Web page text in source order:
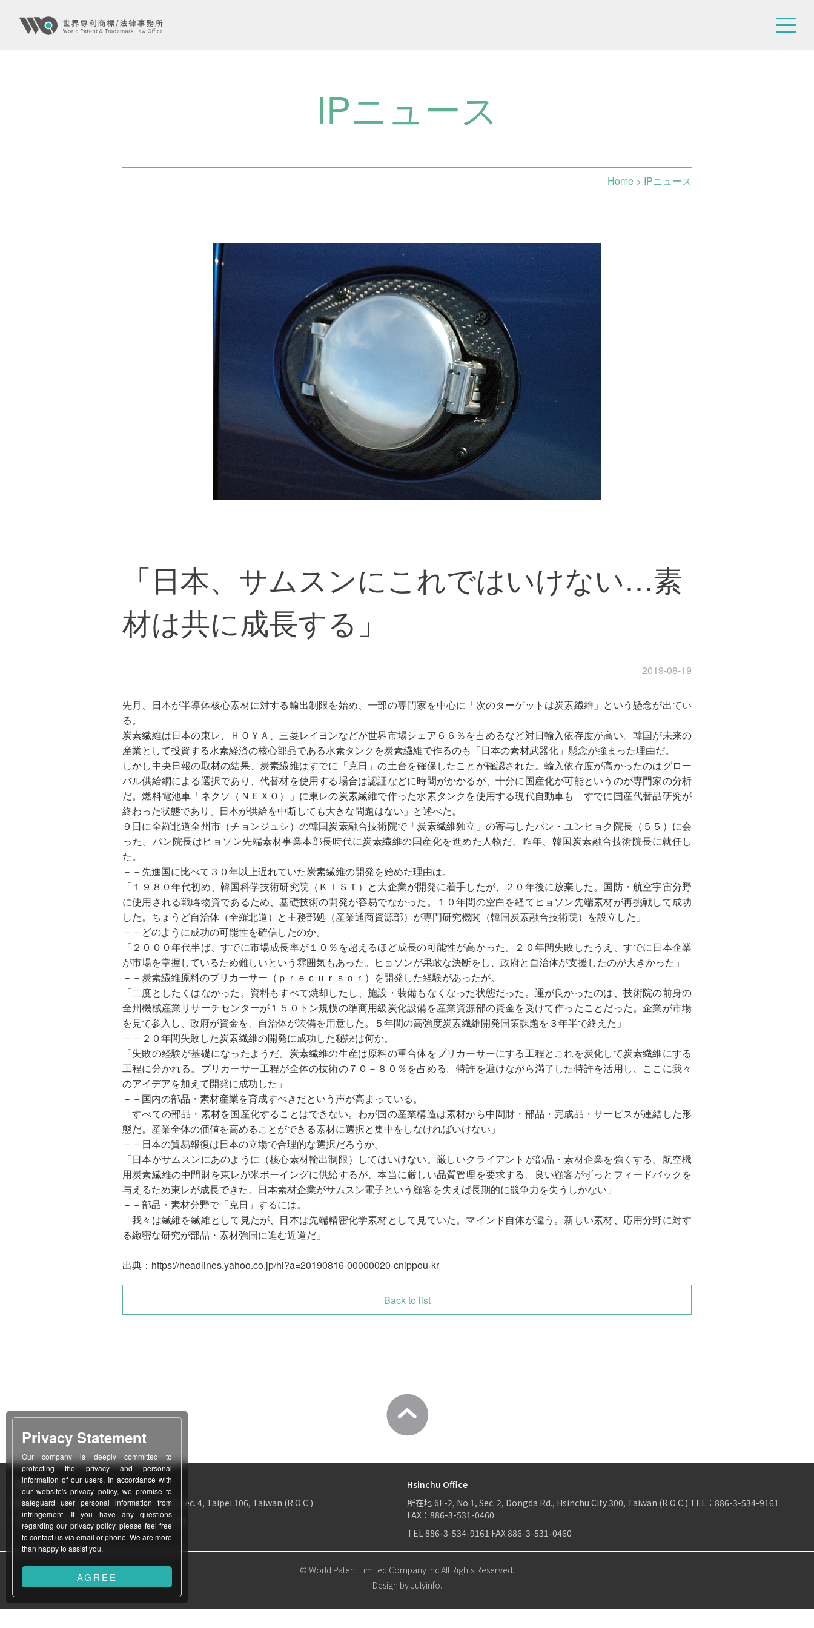
IPニュース
Home > IPニュース
「日本、サムスンにこれではいけない…素
材は共に成長する」
2019-08-19
先月、日本が半導体核心素材に対する輸出制限を始め、一部の専門家を中心に「次のターゲットは炭素繊維」という懸念が出てい
る。
炭素繊維は日本の東レ、ＨＯＹＡ、三菱レイヨンなどが世界市場シェア６６％を占めるなど対日輸入依存度が高い。韓国が未来の
産業として投資する水素経済の核心部品である水素タンクを炭素繊維で作るのも「日本の素材武器化」懸念が強まった理由だ。
しかし中央日報の取材の結果、炭素繊維はすでに「克日」の土台を確保したことが確認された。輸入依存度が高かったのはグロー
バル供給網による選択であり、代替材を使用する場合は認証などに時間がかかるが、十分に国産化が可能というのが専門家の分析
だ。燃料電池車「ネクソ（ＮＥＸＯ）」に東レの炭素繊維で作った水素タンクを使用する現代自動車も「すでに国産代替品研究が
終わった状態であり、日本が供給を中断しても大きな問題はない」と述べた。
９日に全羅北道全州市（チョンジュシ）の韓国炭素融合技術院で「炭素繊維独立」の寄与したパン・ユンヒョク院長（５５）に会
った。パン院長はヒョソン先端素材事業本部長時代に炭素繊維の国産化を進めた人物だ。昨年、韓国炭素融合技術院長に就任し
た。
－－先進国に比べて３０年以上遅れていた炭素繊維の開発を始めた理由は。
「１９８０年代初め、韓国科学技術研究院（ＫＩＳＴ）と大企業が開発に着手したが、２０年後に放棄した。国防・航空宇宙分野
に使用される戦略物資であるため、基礎技術の開発が容易でなかった。１０年間の空白を経てヒョソン先端素材が再挑戦して成功
した。ちょうど自治体（全羅北道）と主務部処（産業通商資源部）が専門研究機関（韓国炭素融合技術院）を設立した」
－－どのように成功の可能性を確信したのか。
「２０００年代半ば、すでに市場成長率が１０％を超えるほど成長の可能性が高かった。２０年間失敗したうえ、すでに日本企業
が市場を掌握しているため難しいという雰囲気もあった。ヒョソンが果敢な決断をし、政府と自治体が支援したのが大きかった」
－－炭素繊維原料のプリカーサー（ｐｒｅｃｕｒｓｏｒ）を開発した経験があったが。
「二度としたくはなかった。資料もすべて焼却したし、施設・装備もなくなった状態だった。運が良かったのは、技術院の前身の
全州機械産業リサーチセンターが１５０トン規模の準商用級炭化設備を産業資源部の資金を受けて作ったことだった。企業が市場
を見て参入し、政府が資金を、自治体が装備を用意した。５年間の高強度炭素繊維開発国策課題を３年半で終えた」
－－２０年間失敗した炭素繊維の開発に成功した秘訣は何か。
「失敗の経験が基礎になったようだ。炭素繊維の生産は原料の重合体をプリカーサーにする工程とこれを炭化して炭素繊維にする
工程に分かれる。プリカーサー工程が全体の技術の７０－８０％を占める。特許を避けながら満了した特許を活用し、ここに我々
のアイデアを加えて開発に成功した」
－－国内の部品・素材産業を育成すべきだという声が高まっている。
「すべての部品・素材を国産化することはできない。わが国の産業構造は素材から中間財・部品・完成品・サービスが連結した形
態だ。産業全体の価値を高めることができる素材に選択と集中をしなければいけない」
－－日本の貿易報復は日本の立場で合理的な選択だろうか。
「日本がサムスンにあのように（核心素材輸出制限）してはいけない。厳しいクライアントが部品・素材企業を強くする。航空機
用炭素繊維の中間財を東レが米ボーイングに供給するが、本当に厳しい品質管理を要求する。良い顧客がずっとフィードバックを
与えるため東レが成長できた。日本素材企業がサムスン電子という顧客を失えば長期的に競争力を失うしかない」
－－部品・素材分野で「克日」するには。
「我々は繊維を繊維として見たが、日本は先端精密化学素材として見ていた。マインド自体が違う。新しい素材、応用分野に対す
る緻密な研究が部品・素材強国に進む近道だ」
出典： https://headlines.yahoo.co.jp/hl?a=20190816-00000020-cnippou-kr
Back to list
Taipei Office
所在地12F-1, No. 311, Chung Hsiao E. Rd., Sec. 4, Taipei 106, Taiwan (R.O.C.)
TEL886-2-2771-3403 FAX 886-2-2731-1171
Hsinchu Office
所在地 6F-2, No.1, Sec. 2, Dongda Rd., Hsinchu City 300, Taiwan (R.O.C.) TEL： 886-3-534-9161
FAX：886-3-531-0460
TEL886-3-534-9161 FAX886-3-531-0460
© World Patent Limited Company Inc All Rights Reserved.
Design by Julyinfo.
Privacy Statement
Our company is deeply committed to
protecting the privacy and personal
information of our users. In accordance with
our website's privacy policy, we promise to
safeguard user personal information from
infringement. If you have any questions
regarding our privacy policy, please feel free
to contact us via email or phone. We are more
than happy to assist you.
AGREE